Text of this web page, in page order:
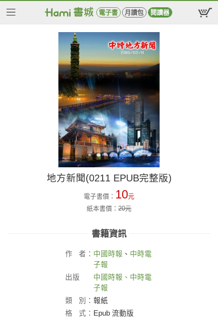
電子書 月讀包 閱讀器
地方新聞(0211 EPUB完整版)
電子書價： 10元
紙本書價： 20元
書籍資訊
作 者： 中國時報 、 中時電
子報
出版
中國時報、中時電
子報
類
別： 報紙
格
式： Epub 流動版